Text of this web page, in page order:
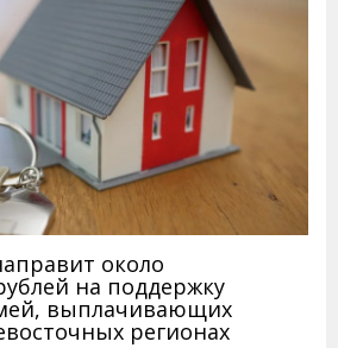
около
на поддержку
выплачивающих
регионах